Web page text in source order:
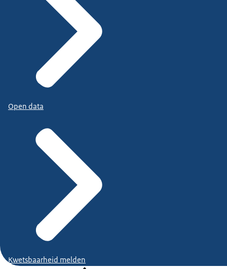
Open data
Kwetsbaarheid melden